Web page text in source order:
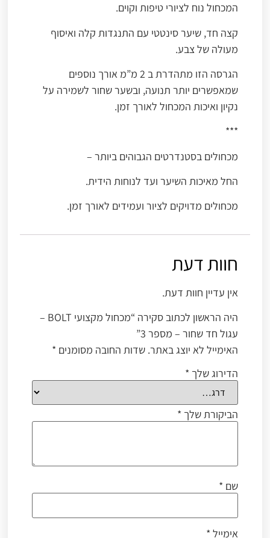
המכחול נוח לציורי טיפות וקוים.
קצה חד, שיער סינטטי עם התנגדות קלה ואיסוף
מעולה של צבע.
הגרסה הזו מתהדרת ב 2 מ”מ אורך נוספים
שמאפשרים יותר תנועה, ובשער שחור לשמירה על
נקיון ואיכות המכחול לאורך זמן.
***
מכחולים בסטנדרטים הגבוהים ביותר –
החל מאיכות השיער ועד לנוחות הידית.
מכחולים מדויקים לציור ועמידים לאורך זמן.
חוות דעת
אין עדיין חוות דעת.
היה הראשון לכתוב סקירה “מכחול מקצועי BOLT –
עגול חד שחור – מספר 3”
האימייל לא יוצג באתר. שדות החובה מסומנים *
הדירוג שלך *
הביקורת שלך *
שם *
אימייל*